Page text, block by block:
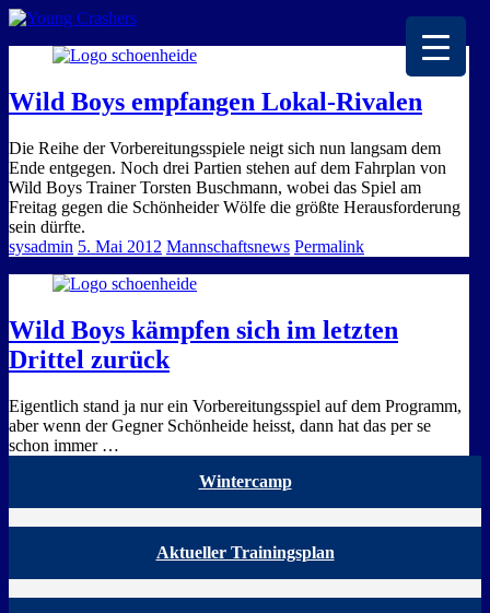
Wild Boys empfangen Lokal-Rivalen
Die Reihe der Vorbereitungsspiele neigt sich nun langsam dem
Ende entgegen. Noch drei Partien stehen auf dem Fahrplan von
Wild Boys Trainer Torsten Buschmann, wobei das Spiel am
Freitag gegen die Schönheider Wölfe die größte Herausforderung
sein dürfte.
sysadmin 5. Mai 2012 Mannschaftsnews Permalink
Wild Boys kämpfen sich im letzten
Drittel zurück
Eigentlich stand ja nur ein Vorbereitungsspiel auf dem Programm,
aber wenn der Gegner Schönheide heisst, dann hat das per se
schon immer …
Wintercamp
Aktueller Trainingsplan